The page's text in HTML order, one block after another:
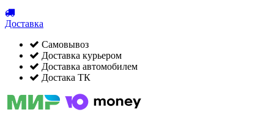
Доставка
Самовывоз
Доставка курьером
Доставка автомобилем
Достака ТК